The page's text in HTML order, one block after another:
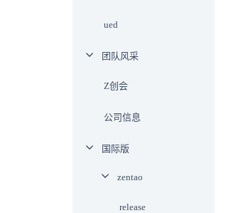
ued
团队风采
Z创会
公司信息
国际版
zentao
release